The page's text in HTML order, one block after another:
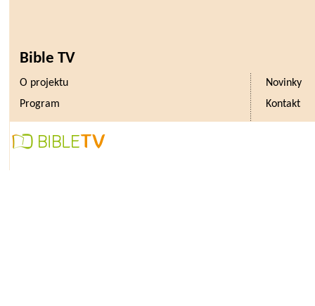
Bible TV
O projektu
Novinky
Program
Kontakt